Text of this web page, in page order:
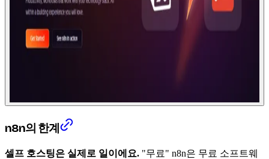
n8n의 한계
셀프 호스팅은 실제로 일이에요. "무료" n8n은 무료 소프트웨